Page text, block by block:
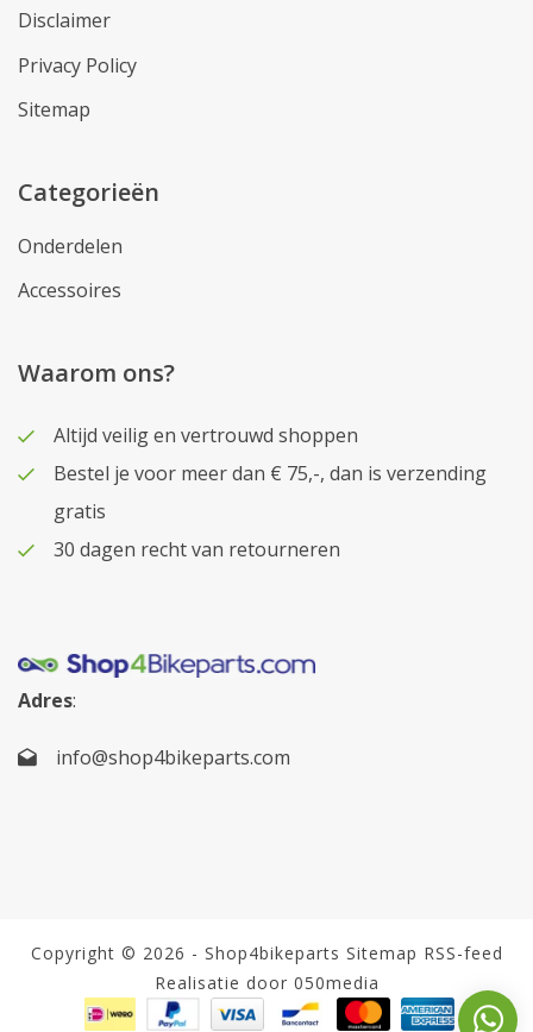
Disclaimer
Privacy Policy
Sitemap
Categorieën
Onderdelen
Accessoires
Waarom ons?
Altijd veilig en vertrouwd shoppen
Bestel je voor meer dan € 75,-, dan is verzending
gratis
30 dagen recht van retourneren
Adres:
info@shop4bikeparts.com
Copyright © 2026 - Shop4bikeparts Sitemap RSS-feed
Realisatie door 050media